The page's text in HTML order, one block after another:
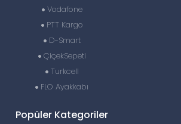
Vodafone
PTT Kargo
D-Smart
ÇiçekSepeti
Turkcell
FLO Ayakkabı
Popüler Kategoriler